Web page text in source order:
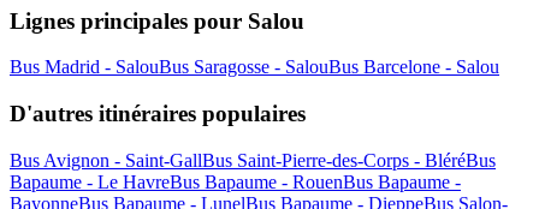
Lignes principales pour Salou
Bus Madrid - SalouBus Saragosse - SalouBus Barcelone - Salou
D'autres itinéraires populaires
Bus Avignon - Saint-GallBus Saint-Pierre-des-Corps - BléréBus
Bapaume - Le HavreBus Bapaume - RouenBus Bapaume -
BayonneBus Bapaume - LunelBus Bapaume - DieppeBus Salon-